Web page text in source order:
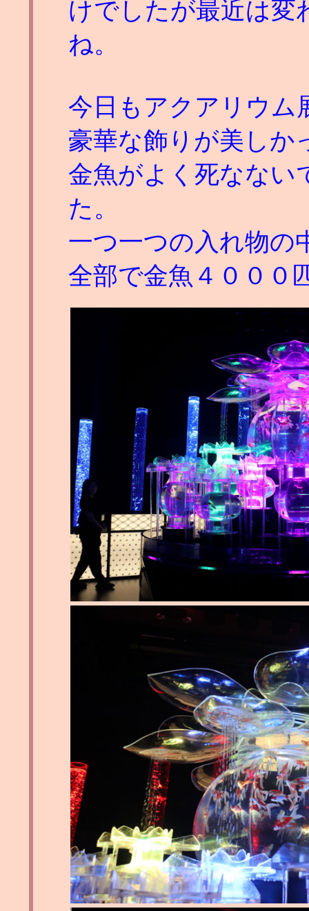
けでしたが最近は変
ね。
今日もアクアリウム
豪華な飾りが美しか
金魚がよく死なない
た。
一つ一つの入れ物の
全部で金魚４０００